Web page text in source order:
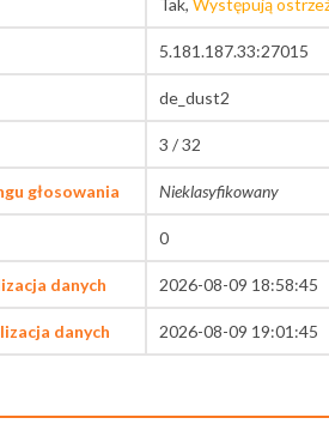
Tak, Występują
5.181.187.33:27015
de_dust2
3 / 32
głosowania Nieklasyfikowany
0
danych 2026-08-09 18:58:45
danych 2026-08-09 19:01:45